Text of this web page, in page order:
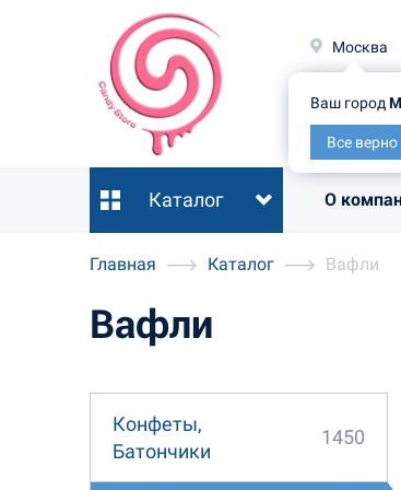
Москва
Ваш город
Все верно
Каталог О
Главная Каталог Вафли
Вафли
Конфеты,
Батончики
1450